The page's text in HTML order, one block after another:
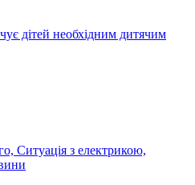
дітей необхідним дитячим
Ситуація з електрикою,